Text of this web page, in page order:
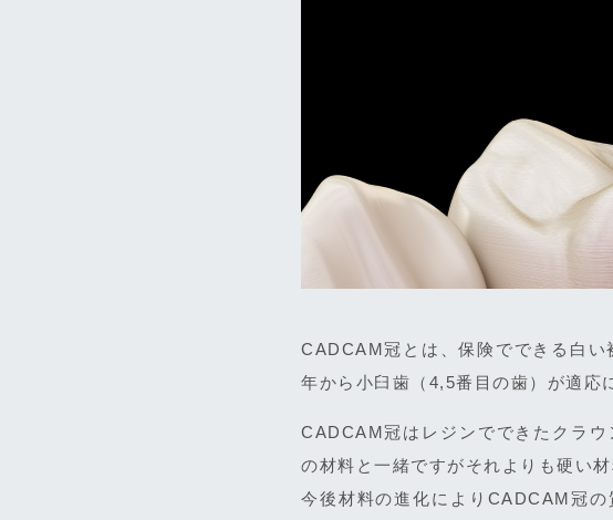
CADCAM冠とは、保険でできる白
年から小臼歯（4,5番目の歯）が適応
CADCAM冠はレジンでできたクラ
の材料と一緒ですがそれよりも硬い材
今後材料の進化によりCADCAM冠